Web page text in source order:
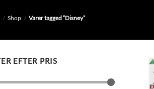
/ Shop / Varer tagged “Disney”
EFTER PRIS